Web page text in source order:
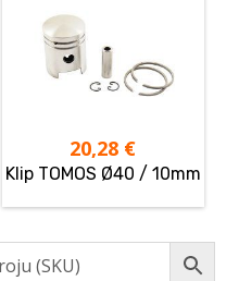
20,28 €
Klip TOMOS Ø40 / 10mm